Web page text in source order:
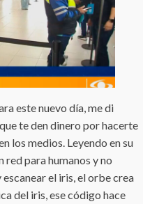
este nuevo día, me di
te den dinero por hacerte
los medios. Leyendo en su
red para humanos y no
el iris, el orbe crea
del iris, ese código hace